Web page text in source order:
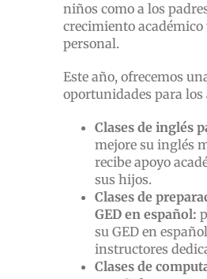
niños como a los
crecimiento académico
personal.
Este año, ofrecemos
oportunidades para los
Clases de inglés
mejore su inglés
recibe apoyo
sus hijos.
Clases de
GED en español:
su GED en
instructores
Clases de